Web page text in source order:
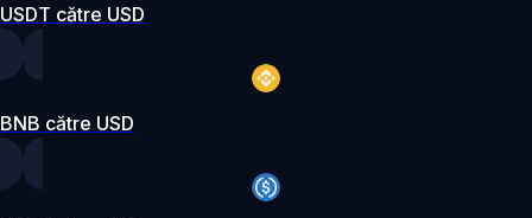
USDT către USD
BNB către USD